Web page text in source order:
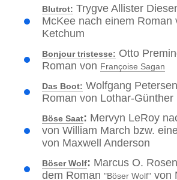
Blutrot: Trygve Allister
McKee nach einem Roman
Ketchum
Bonjour tristesse: Otto
Roman von Françoise Sagan
Das Boot: Wolfgang
Roman von Lothar-Günther
Böse Saat: Mervyn LeRoy
von William March bzw.
von Maxwell Anderson
Böser Wolf: Marcus O.
dem Roman "Böser Wolf" von